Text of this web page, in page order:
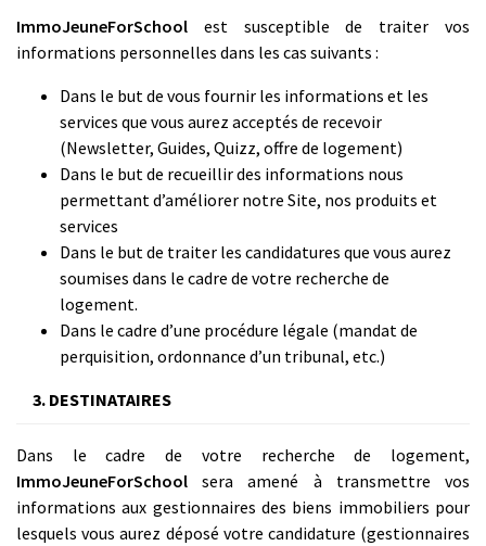
ImmoJeuneForSchool est susceptible de traiter vos
informations personnelles dans les cas suivants :
Dans le but de vous fournir les informations et les
services que vous aurez acceptés de recevoir
(Newsletter, Guides, Quizz, offre de logement)
Dans le but de recueillir des informations nous
permettant d’améliorer notre Site, nos produits et
services
Dans le but de traiter les candidatures que vous aurez
soumises dans le cadre de votre recherche de
logement.
Dans le cadre d’une procédure légale (mandat de
perquisition, ordonnance d’un tribunal, etc.)
3. DESTINATAIRES
Dans le cadre de votre recherche de logement,
ImmoJeuneForSchool sera amené à transmettre vos
informations aux gestionnaires des biens immobiliers pour
lesquels vous aurez déposé votre candidature (gestionnaires